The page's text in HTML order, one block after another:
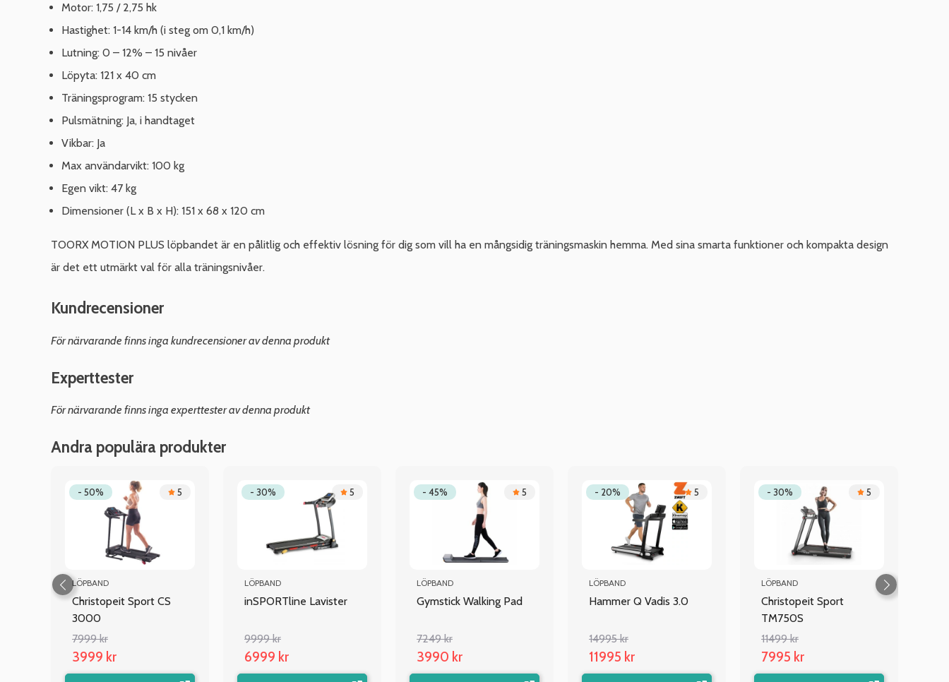
Motor: 1,75 / 2,75 hk
Hastighet: 1-14 km/h (i steg om 0,1 km/h)
Lutning: 0 – 12% – 15 nivåer
Löpyta: 121 x 40 cm
Träningsprogram: 15 stycken
Pulsmätning: Ja, i handtaget
Vikbar: Ja
Max användarvikt: 100 kg
Egen vikt: 47 kg
Dimensioner (L x B x H): 151 x 68 x 120 cm
TOORX MOTION PLUS löpbandet är en pålitlig och effektiv lösning för dig som vill ha en mångsidig träningsmaskin hemma. Med sina smarta funktioner och kompakta design
är det ett utmärkt val för alla träningsnivåer.
Kundrecensioner
För närvarande finns inga kundrecensioner av denna produkt
Experttester
För närvarande finns inga experttester av denna produkt
Andra populära produkter
- 50% 5
LÖPBAND
Christopeit Sport CS
3000
7999 kr
3999 kr
- 30% 5
LÖPBAND
inSPORTline Lavister
9999 kr
6999 kr
- 45% 5
LÖPBAND
Gymstick Walking Pad
7249 kr
3990 kr
- 20% 5
LÖPBAND
Hammer Q Vadis 3.0
14995 kr
11995 kr
- 30% 5
LÖPBAND
Christopeit Sport
TM750S
11499 kr
7995 kr